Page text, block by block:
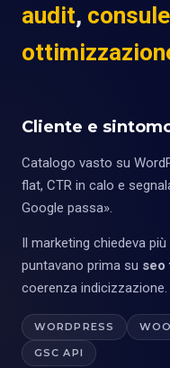
audit,
Cliente e
Catalogo vasto su
flat, CTR in calo e
Google passa».
Il marketing chiedeva più
puntavano prima su seo
coerenza indicizzazione.
WORDPRESS
GSC API